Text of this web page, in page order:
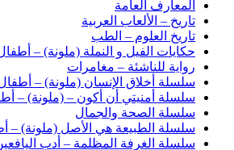
المعارف العامة
تاريخ – الألعاب العربية
تاريخ العلوم – الطب
حكايات الفيل و النملة (ملونة) –
رواية للناشئة – مغامرات
سلسلة أخلاق الإنسان (ملونة) –
سلسلة أمنيتي أن أكون – (ملونة) –
سلسلة الصحة والجمال
سلسلة الطبيعة هي الأصل (ملونة) –
سلسلة الغرفة المظلمة – أدب